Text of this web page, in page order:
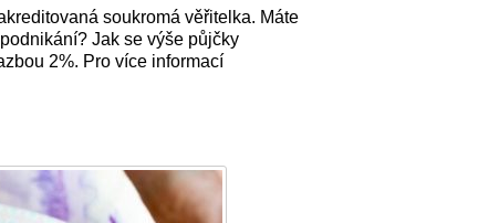
soukromá věřitelka. Máte
Jak se výše půjčky
2%. Pro více informací